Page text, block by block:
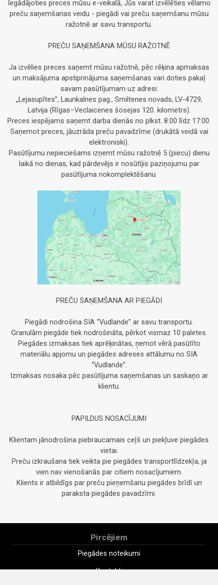
Iegādājoties preces mūsu e-veikalā, Jūs varat izvēlēties vēlamo
preču saņemšanas veidu - piegādi vai preču saņemšanu mūsu
ražotnē ar savu transportu.
PREČU SAŅEMŠANA MŪSU RAŽOTNĒ
Ja izvēlies preces saņemt mūsu ražotnē, pēc rēķina apmaksas
un maksājuma apstiprinājuma saņemšanas vari doties pakaļ
savam pasūtījumam uz adresi:
„Lejasupītes”, Launkalnes pag., Smiltenes novads, LV-4729,
Latvija (Rīgas–Veclaicenes šosejas 120. kilometrs).
Preces iespējams saņemt darba dienās no plkst. 8:00 līdz 17:00.
Saņemot preces, jāuzrāda preču pavadzīme (drukātā veidā vai
elektroniski).
Pasūtījumu nepieciešams izņemt mūsu ražotnē 5 (piecu) dienu
laikā no dienas, kad pārdevējs ir nosūtījis paziņojumu par
pasūtījuma nokomplektēšanu.
PREČU SAŅEMŠANA AR PIEGĀDI
Piegādi nodrošina SIA “Vudlande” ar savu transportu.
Granulām piegāde tiek nodrošināta, pērkot vismaz 10 paletes.
Piegādes izmaksas tiek aprēķinātas, ņemot vērā pasūtīto
materiālu apjomu un piegādes adreses attālumu no SIA
“Vudlande”.
Izmaksas nosaka pēc pasūtījuma saņemšanas un saskaņo ar
klientu.
PAPILDUS NOSACĪJUMI
Klientam jānodrošina piebraucamais ceļš un piekļuve piegādes
vietai.
Preču izkraušana tiek veikta pie piegādes transportlīdzekļa, ja
vien nav vienošanās par citiem nosacījumiem.
Klients ir atbildīgs par preču pieņemšanu piegādes brīdī un
paraksta piegādes pavadzīmi.
Pircējiem
Piegādes noteikumi
Kontakti